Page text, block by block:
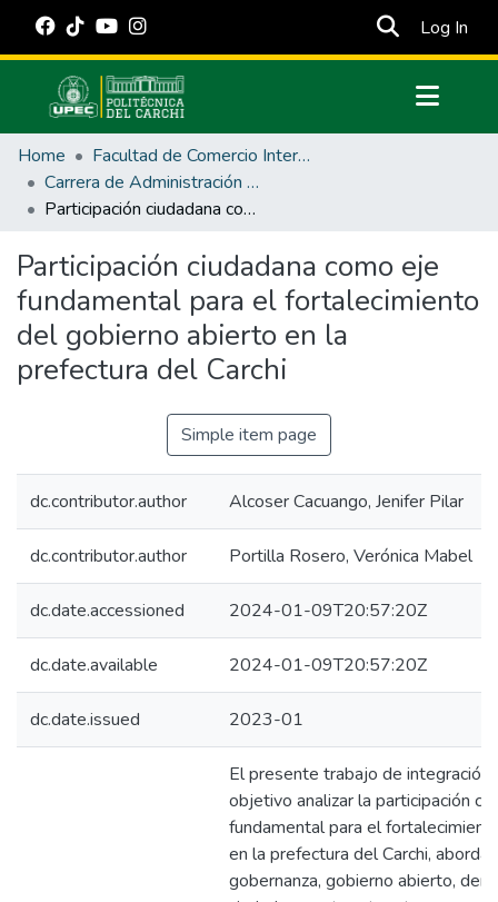
Log In
Communities & Collections
All of DSpace
Statistics
Estadísticas Externas
Manuales
Home
Facultad de Comercio Internacional, Integración, Administración y Economía Empresarial
Carrera de Administración Pública
Participación ciudadana como eje fundamental para el fortalecimiento del gobierno abierto en la prefectura del Carchi
Participación ciudadana como eje
fundamental para el fortalecimiento
del gobierno abierto en la
prefectura del Carchi
Simple item page
dc.contributor.author Alcoser Cacuango, Jenifer Pilar
dc.contributor.author Portilla Rosero, Verónica Mabel
dc.date.accessioned 2024-01-09T20:57:20Z
dc.date.available 2024-01-09T20:57:20Z
dc.date.issued 2023-01
El presente trabajo de integración
objetivo analizar la participación
fundamental para el
en la prefectura del Carchi,
gobernanza, gobierno abierto,